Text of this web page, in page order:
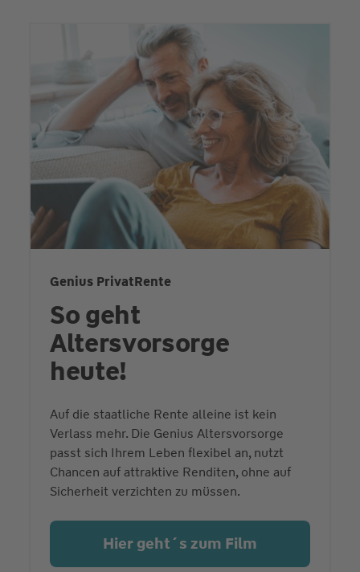
Genius PrivatRente
So geht
Altersvorsorge
heute!
Auf die staatliche Rente alleine ist kein
Verlass mehr. Die Genius Altersvorsorge
passt sich Ihrem Leben flexibel an, nutzt
Chancen auf attraktive Renditen, ohne auf
Sicherheit verzichten zu müssen.
Hier geht´s zum Film